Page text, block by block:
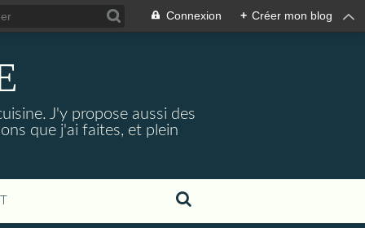
Connexion + Créer mon blog
J'y propose aussi des
que j'ai faites, et plein